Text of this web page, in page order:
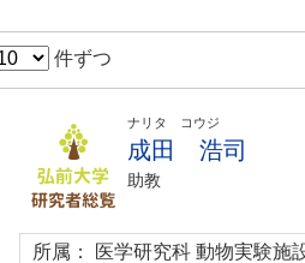
件ずつ
ナリタ コウジ
成田 浩司
助教
所属： 医学研究科 動物実験施